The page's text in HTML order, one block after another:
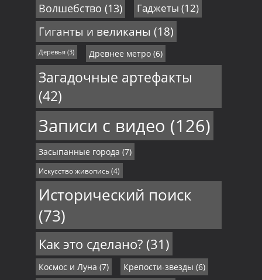
Волшебство (13) Гаджеты (12)
Гиганты и великаны (18)
Деревья(3) Древнее метро(6)
Загадочные артефакты
(42)
Записи с видео (126)
Засыпанные города (7)
Искусство живопись(4)
Исторический поиск
(73)
Как это сделано?(31)
Космос и Луна (7) Крепости-звезды (6)